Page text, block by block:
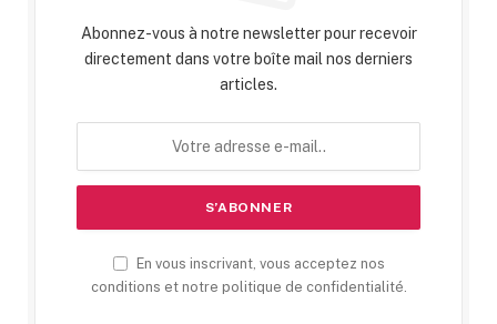
Abonnez-vous à notre newsletter pour recevoir
directement dans votre boîte mail nos derniers
articles.
En vous inscrivant, vous acceptez nos
conditions et notre politique de confidentialité.